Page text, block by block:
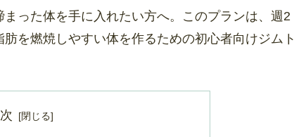
った体を手に入れたい方へ。このプランは、週2
を燃焼しやすい体を作るための初心者向けジムト